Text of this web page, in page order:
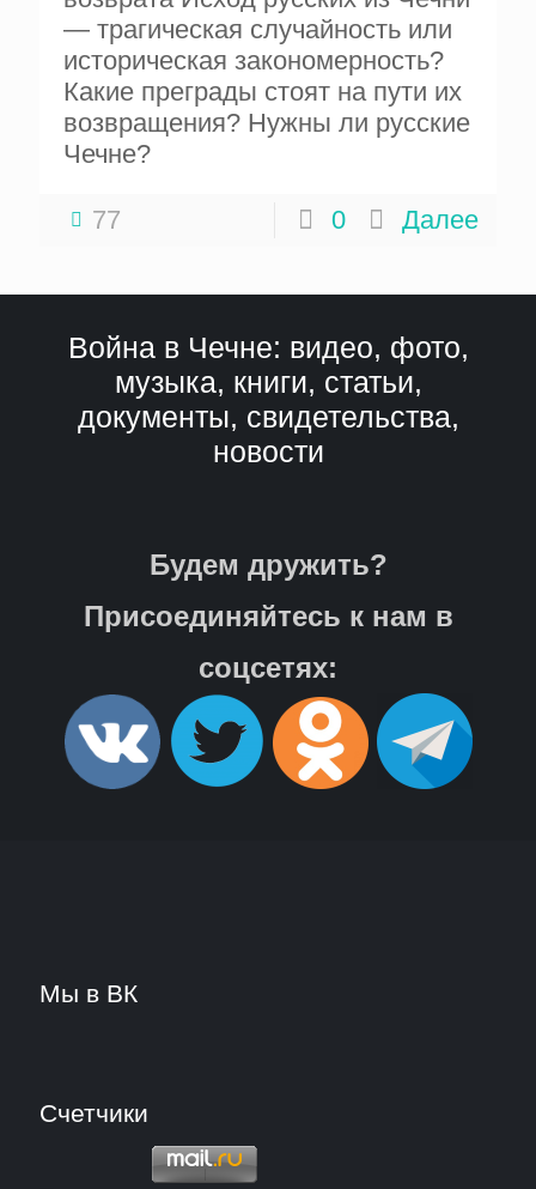
— трагическая случайность или
историческая закономерность?
Какие преграды стоят на пути их
возвращения? Нужны ли русские
Чечне?
77 0 Далее
Война в Чечне: видео, фото,
музыка, книги, статьи,
документы, свидетельства,
новости
Будем дружить?
Присоединяйтесь к нам в
соцсетях:
Мы в ВК
Счетчики